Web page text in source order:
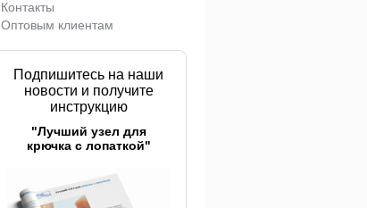
Контакты
Оптовым клиентам
Подпишитесь на наши
новости и получите
инструкцию
"Лучший узел для
крючка с лопаткой"